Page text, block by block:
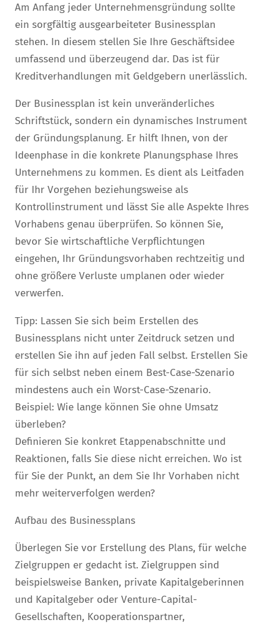
Am Anfang jeder Unternehmensgründung sollte
ein sorgfältig ausgearbeiteter Businessplan
stehen. In diesem stellen Sie Ihre Geschäftsidee
umfassend und überzeugend dar. Das ist für
Kreditverhandlungen mit Geldgebern unerlässlich.
Der Businessplan ist kein unveränderliches
Schriftstück, sondern ein dynamisches Instrument
der Gründungsplanung. Er hilft Ihnen, von der
Ideenphase in die konkrete Planungsphase Ihres
Unternehmens zu kommen. Es dient als Leitfaden
für Ihr Vorgehen beziehungsweise als
Kontrollinstrument und lässt Sie alle Aspekte Ihres
Vorhabens genau überprüfen. So können Sie,
bevor Sie wirtschaftliche Verpflichtungen
eingehen, Ihr Gründungsvorhaben rechtzeitig und
ohne größere Verluste umplanen oder wieder
verwerfen.
Tipp: Lassen Sie sich beim Erstellen des
Businessplans nicht unter Zeitdruck setzen und
erstellen Sie ihn auf jeden Fall selbst. Erstellen Sie
für sich selbst neben einem Best-Case-Szenario
mindestens auch ein Worst-Case-Szenario.
Beispiel: Wie lange können Sie ohne Umsatz
überleben?
Definieren Sie konkret Etappenabschnitte und
Reaktionen, falls Sie diese nicht erreichen. Wo ist
für Sie der Punkt, an dem Sie Ihr Vorhaben nicht
mehr weiterverfolgen werden?
Aufbau des Businessplans
Überlegen Sie vor Erstellung des Plans, für welche
Zielgruppen er gedacht ist. Zielgruppen sind
beispielsweise Banken, private Kapitalgeberinnen
und Kapitalgeber oder Venture-Capital-
Gesellschaften, Kooperationspartner,